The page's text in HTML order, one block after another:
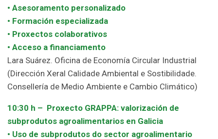
• Asesoramento personalizado
• Formación especializada
• Proxectos colaborativos
• Acceso a financiamento
Lara Suárez. Oficina de Economía Circular Industrial
(Dirección Xeral Calidade Ambiental e Sostibilidade.
Consellería de Medio Ambiente e Cambio Climático)
10:30 h – Proxecto GRAPPA: valorización de
subprodutos agroalimentarios en Galicia
• Uso de subprodutos do sector agroalimentario